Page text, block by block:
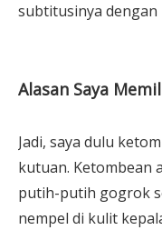
subtitusinya dengan
Alasan Saya
Jadi, saya dulu
kutuan. Ketombean
putih-putih gogrok
nempel di kulit